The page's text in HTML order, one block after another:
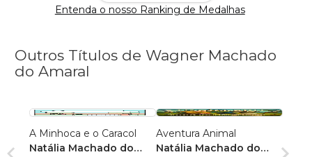
Entenda o nosso Ranking de Medalhas
Outros Títulos de Wagner Machado
do Amaral
A Minhoca e o Caracol
Natália Machado do
Aventura Animal
Natália Machado do